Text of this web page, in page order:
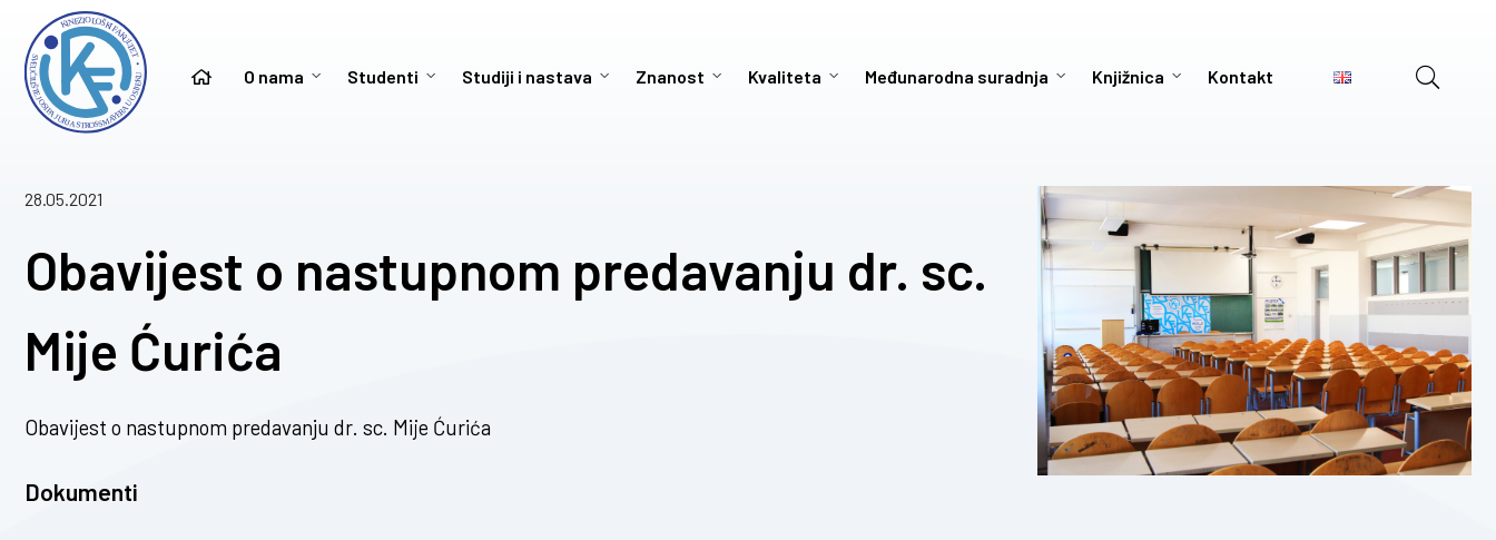
O nama Studenti Studiji i nastava Znanost Kvaliteta Međunarodna suradnja Knjižnica Kontakt
28.05.2021
Obavijest o nastupnom predavanju dr. sc.
Mije Ćurića
Obavijest o nastupnom predavanju dr. sc. Mije Ćurića
Dokumenti